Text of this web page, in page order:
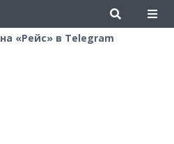
на «Рейс» в Telegram